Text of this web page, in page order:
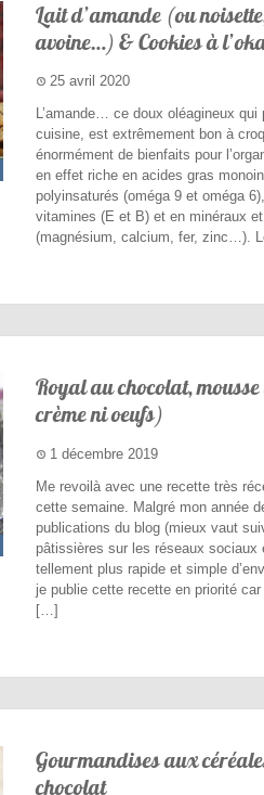
Lait d’amande (ou
avoine…) & Cookies à
25 avril 2020
L’amande… ce doux oléagineux qui
cuisine, est extrêmement bon à
énormément de bienfaits pour
en effet riche en acides gras
polyinsaturés (oméga 9 et oméga
vitamines (E et B) et en minéraux
(magnésium, calcium, fer, zinc…).
Royal au chocolat,
crème ni oeufs)
1 décembre 2019
Me revoilà avec une recette très
cette semaine. Malgré mon année
publications du blog (mieux vaut
pâtissières sur les réseaux sociaux
tellement plus rapide et simple
je publie cette recette en priorité
[…]
Gourmandises aux
chocolat